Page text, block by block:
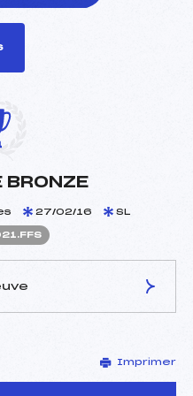
BRONZE
27/02/16 SL
BOISIER BRUNO (MB)
–
Imprimer